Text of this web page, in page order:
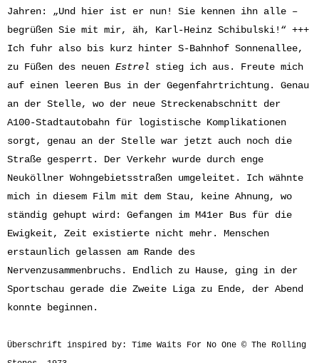
Jahren: „Und hier ist er nun! Sie kennen ihn alle –
begrüßen Sie mit mir, äh, Karl-Heinz Schibulski!“ +++
Ich fuhr also bis kurz hinter S-Bahnhof Sonnenallee,
zu Füßen des neuen Estrel stieg ich aus. Freute mich
auf einen leeren Bus in der Gegenfahrtrichtung. Genau
an der Stelle, wo der neue Streckenabschnitt der
A100-Stadtautobahn für logistische Komplikationen
sorgt, genau an der Stelle war jetzt auch noch die
Straße gesperrt. Der Verkehr wurde durch enge
Neuköllner Wohngebietsstraßen umgeleitet. Ich wähnte
mich in diesem Film mit dem Stau, keine Ahnung, wo
ständig gehupt wird: Gefangen im M41er Bus für die
Ewigkeit, Zeit existierte nicht mehr. Menschen
erstaunlich gelassen am Rande des
Nervenzusammenbruchs. Endlich zu Hause, ging in der
Sportschau gerade die Zweite Liga zu Ende, der Abend
konnte beginnen.
Überschrift inspired by: Time Waits For No One © The Rolling